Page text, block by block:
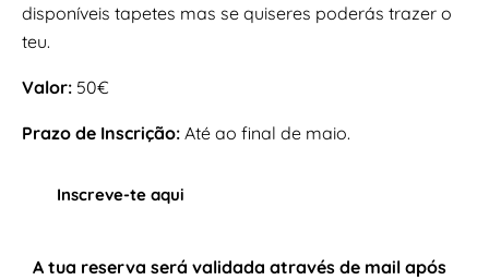
disponíveis tapetes mas se quiseres poderás trazer o
teu.
Valor: 50€
Prazo de Inscrição: Até ao final de maio.
Inscreve-te aqui
A tua reserva será validada através de mail após